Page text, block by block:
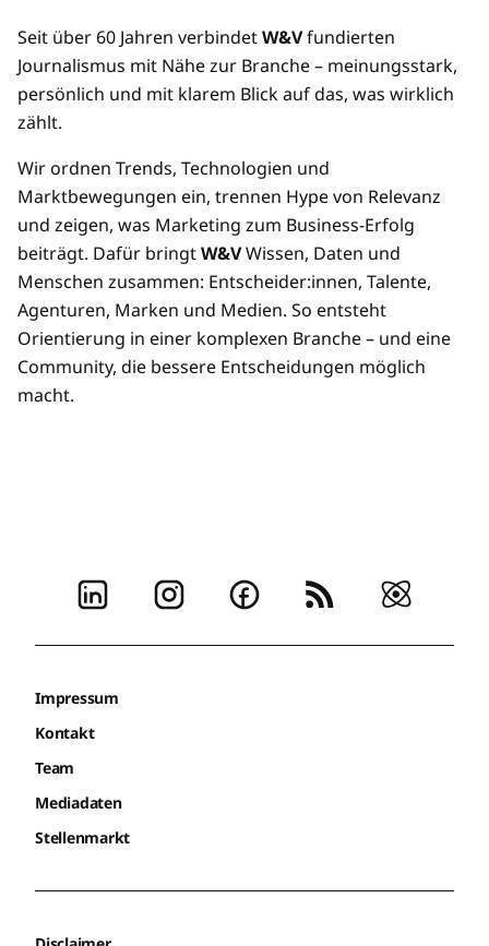
Mehrere/übertragbare Zugänge
Seit über 60 Jahren verbindetW&Vfundierten
Journalismus mit Nähe zur Branche – meinungsstark,
persönlich und mit klarem Blick auf das, was wirklich
zählt.
Wir ordnen Trends, Technologien und
Marktbewegungen ein, trennen Hype von Relevanz
und zeigen, was Marketing zum Business-Erfolg
beiträgt. Dafür bringtW&VWissen, Daten und
Menschen zusammen: Entscheider:innen, Talente,
Agenturen, Marken und Medien. So entsteht
Orientierung in einer komplexen Branche – und eine
Community, die bessere Entscheidungen möglich
macht.
Impressum
Kontakt
Team
Mediadaten
Stellenmarkt